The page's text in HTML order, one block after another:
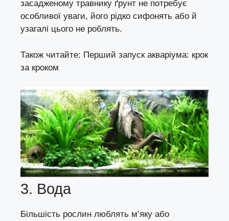
засадженому травнику ґрунт не потребує
особливої уваги, його рідко сифонять або й
узагалі цього не роблять.
Також читайте: Перший запуск акваріума: крок
за кроком
3. Вода
Більшість рослин люблять м’яку або